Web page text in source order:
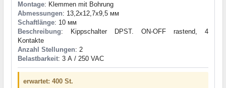
Montage: Klemmen mit Bohrung
Abmessungen: 13,2x12,7x9,5 мм
Schaftlänge: 10 мм
Beschreibung: Kippschalter DPST. ON-OFF rastend, 4
Kontakte
Anzahl Stellungen: 2
Belastbarkeit: 3 А / 250 VAC
erwartet: 400 St.